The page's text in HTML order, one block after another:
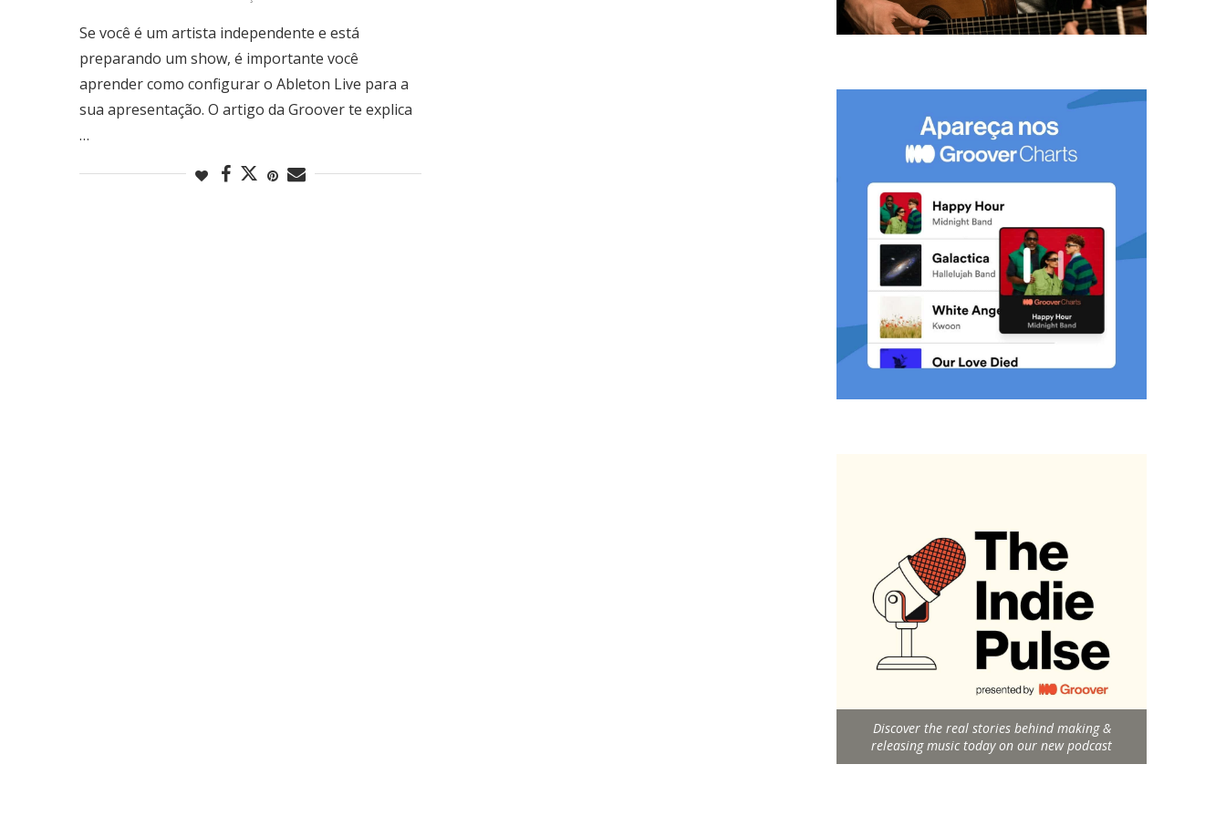
Se você é um artista independente e está
preparando um show, é importante você
aprender como configurar o Ableton Live para a
sua apresentação. O artigo da Groover te explica
…
Discover the real stories behind making &
releasing music today on our new podcast